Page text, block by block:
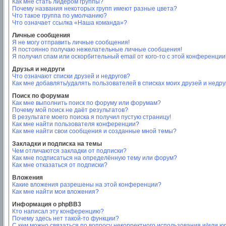
Как мне стать лидером группы?
Почему названия некоторых групп имеют разные цвета?
Что такое группа по умолчанию?
Что означает ссылка «Наша команда»?
Личные сообщения
Я не могу отправить личные сообщения!
Я постоянно получаю нежелательные личные сообщения!
Я получил спам или оскорбительный email от кого-то с этой
Друзья и недруги
Что означают списки друзей и недругов?
Как мне добавлять/удалять пользователей в списках моих друзей и
Поиск по форумам
Как мне выполнить поиск по форуму или форумам?
Почему мой поиск не даёт результатов?
В результате моего поиска я получил пустую страницу!
Как мне найти пользователя конференции?
Как мне найти свои сообщения и созданные мной темы?
Закладки и подписка на темы
Чем отличаются закладки от подписки?
Как мне подписаться на определённую тему или форум?
Как мне отказаться от подписки?
Вложения
Какие вложения разрешены на этой конференции?
Как мне найти мои вложения?
Информация о phpBB3
Кто написал эту конференцию?
Почему здесь нет такой-то функции?